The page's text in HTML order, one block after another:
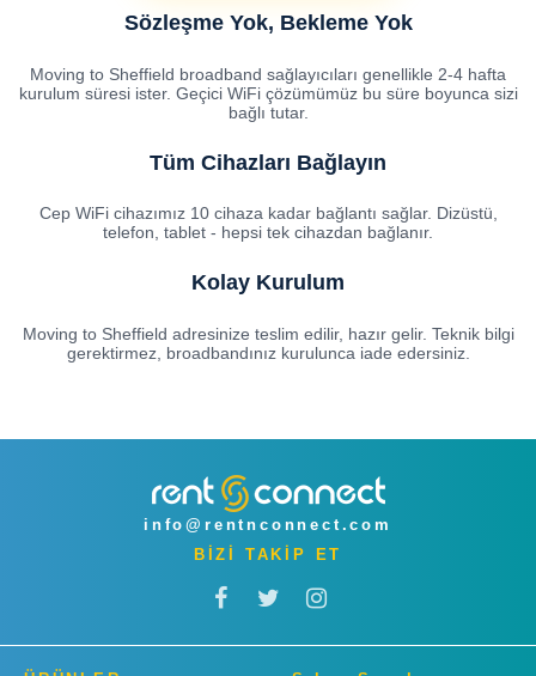
Sözleşme Yok, Bekleme Yok
Moving to Sheffield broadband sağlayıcıları genellikle 2-4 hafta
kurulum süresi ister. Geçici WiFi çözümümüz bu süre boyunca sizi
bağlı tutar.
Tüm Cihazları Bağlayın
Cep WiFi cihazımız 10 cihaza kadar bağlantı sağlar. Dizüstü,
telefon, tablet - hepsi tek cihazdan bağlanır.
Kolay Kurulum
Moving to Sheffield adresinize teslim edilir, hazır gelir. Teknik bilgi
gerektirmez, broadbandınız kurulunca iade edersiniz.
info@rentnconnect.com
BİZİ TAKİP ET